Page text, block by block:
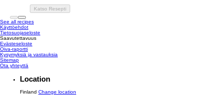
Katso Resepti
See all recipes
Käyttöehdot
Tietosuojaseloste
Saavutettavuus
Evästeseloste
Muokkaa asetuksia
Oiva-raportti
Sitemap